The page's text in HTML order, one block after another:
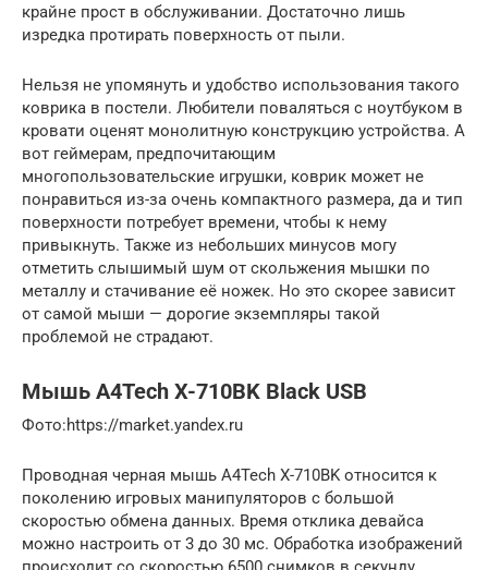
крайне прост в обслуживании. Достаточно лишь
изредка протирать поверхность от пыли.
Нельзя не упомянуть и удобство использования такого
коврика в постели. Любители поваляться с ноутбуком в
кровати оценят монолитную конструкцию устройства. А
вот геймерам, предпочитающим
многопользовательские игрушки, коврик может не
понравиться из-за очень компактного размера, да и тип
поверхности потребует времени, чтобы к нему
привыкнуть. Также из небольших минусов могу
отметить слышимый шум от скольжения мышки по
металлу и стачивание её ножек. Но это скорее зависит
от самой мыши — дорогие экземпляры такой
проблемой не страдают.
Мышь A4Tech X-710BK Black USB
​Фото:https://market.yandex.ru
Проводная черная мышь A4Tech X-710BK относится к
поколению игровых манипуляторов с большой
скоростью обмена данных. Время отклика девайса
можно настроить от 3 до 30 мс. Обработка изображений